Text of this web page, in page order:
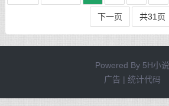
下一页 共31页
Powered By 5H小说
广告 | 统计代码